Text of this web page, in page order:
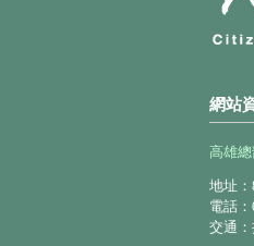
網站
高雄總
地址
電話
交通